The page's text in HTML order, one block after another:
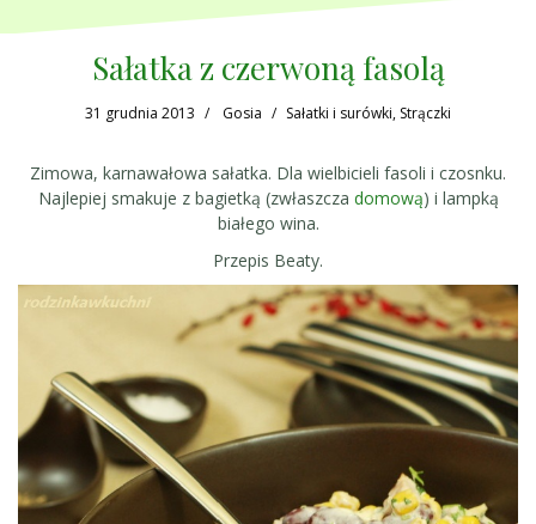
Sałatka z czerwoną fasolą
31 grudnia 2013 Gosia Sałatki i surówki, Strączki
Zimowa, karnawałowa sałatka. Dla wielbicieli fasoli i czosnku.
Najlepiej smakuje z bagietką (zwłaszcza domową) i lampką
białego wina.
Przepis Beaty.